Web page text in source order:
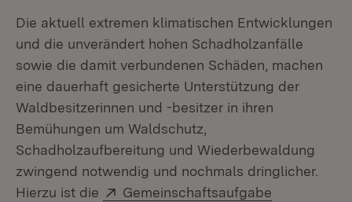
Die aktuell extremen klimatischen Entwicklungen
und die unverändert hohen Schadholzanfälle
sowie die damit verbundenen Schäden, machen
eine dauerhaft gesicherte Unterstützung der
Waldbesitzerinnen und -besitzer in ihren
Bemühungen um Waldschutz,
Schadholzaufbereitung und Wiederbewaldung
zwingend notwendig und nochmals dringlicher.
Hierzu ist die
Extern:
Gemeinschaftsaufgabe